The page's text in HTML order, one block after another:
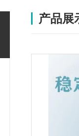
产品展